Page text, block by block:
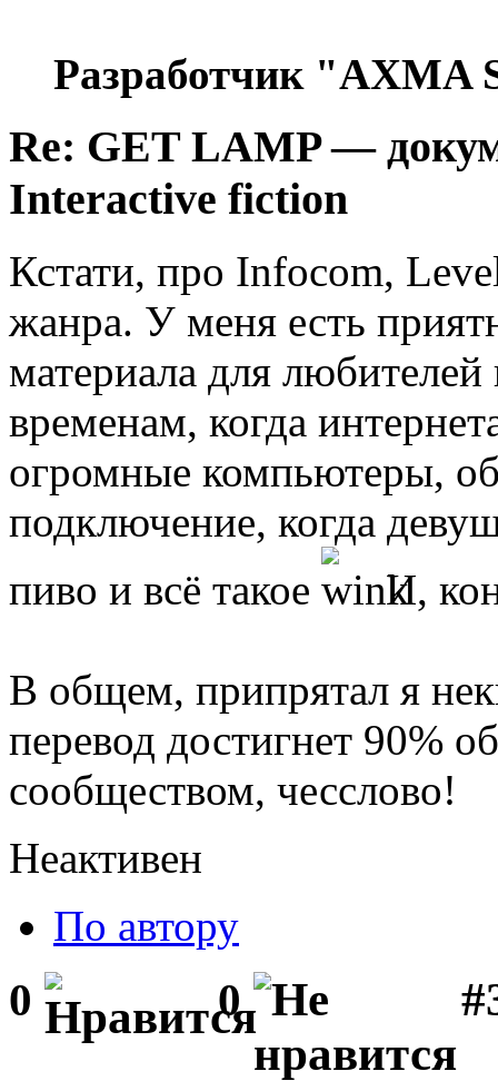
Разработчик "AXMA
Re: GET LAMP —
Interactive fiction
Кстати, про Infocom,
жанра. У меня есть
материала для любителей
временам, когда
огромные компьютеры,
подключение, когда
пиво и всё такое
И,
В общем, припрятал я
перевод достигнет 90%
сообществом, чесслово!
Неактивен
По автору
0 0